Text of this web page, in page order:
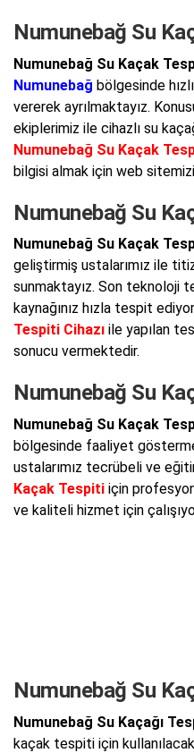
Numunebağ Su
Numunebağ Su Kaçak
Numunebağ bölgesinde
vererek ayrılmaktayız.
ekiplerimiz ile cihazlı su
Numunebağ Su Kaçak
bilgisi almak için web
Numunebağ Su
Numunebağ Su Kaçak
geliştirmiş ustalarımız ile
sunmaktayız. Son teknoloji
kaynağınız hızla tespit
Tespiti Cihazı ile yapılan
sonucu vermektedir.
Numunebağ Su
Numunebağ Su Kaçak
bölgesinde faaliyet
ustalarımız tecrübeli ve
Kaçak Tespiti için
ve kaliteli hizmet için
Numunebağ Su
Numunebağ Su Kaçağı
kaçak tespiti için